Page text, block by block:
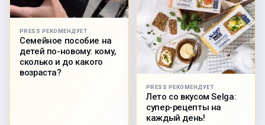
PRESS РЕКОМЕНДУЕТ
Семейное пособие на
детей по-новому: кому,
сколько и до какого
возраста?
PRESS РЕКОМЕНДУЕТ
Лето со вкусом Selga:
супер-рецепты на
каждый день!